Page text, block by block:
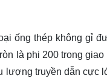
ống thép không gỉ
là phi 200 trong
lượng truyền dẫn cực